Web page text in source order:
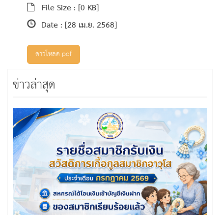
File Size : [0 KB]
Date : [28 เม.ย. 2568]
ดาวโหลด pdf
ข่าวล่าสุด